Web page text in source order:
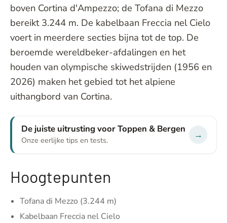
boven Cortina d'Ampezzo; de Tofana di Mezzo
bereikt 3.244 m. De kabelbaan Freccia nel Cielo
voert in meerdere secties bijna tot de top. De
beroemde wereldbeker-afdalingen en het
houden van olympische skiwedstrijden (1956 en
2026) maken het gebied tot het alpiene
uithangbord van Cortina.
De juiste uitrusting voor Toppen & Bergen
Onze eerlijke tips en tests. →
Hoogtepunten
Tofana di Mezzo (3.244 m)
Kabelbaan Freccia nel Cielo